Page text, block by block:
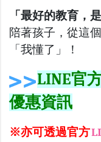
「最好的教育，
陪著孩子，從這
「我懂了」！
LINE官
優惠資訊
※亦可透過官方